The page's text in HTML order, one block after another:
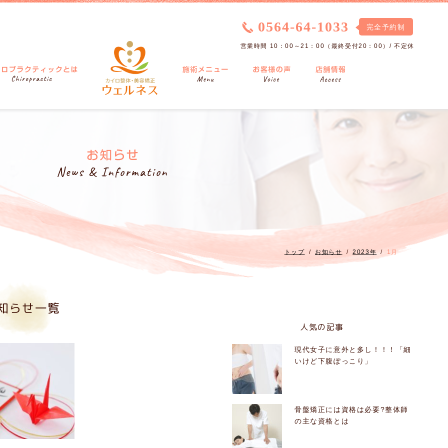
0564-64-1033 完全予約制
営業時間 10：00～21：00（最終受付20：00）/ 不定休
トップ お知らせ 2023年 1月
らせ一覧
人気の記事
現代女子に意外と多し！！！「細
いけど下腹ぽっこり」
骨盤矯正には資格は必要?整体師
の主な資格とは